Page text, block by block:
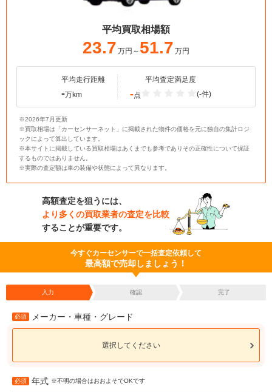
平均買取相場額
23.7 万円～ 51.7 万円
平均走行距離
-万km
平均査定満足度
-点 (-件)
※2026年7月更新
※買取相場は「カーセンサーネット」に掲載された物件の価格を元に独自の集計ロジ
ックによって算出しています。
※本サイトに掲載している買取相場はあくまでも参考でありその正確性について保証
するものではありません。
※実際の査定額は車の装備や状態によって異なります。
高額査定を狙うには、
より多くの買取業者の査定を比較
することが重要です。
今すぐカーセンサーで一括査定依頼して
最高額で売却しましょう！
入力 確認 完了
必須 メーカー・車種・グレード
選択してください
必須 年式 ※不明の場合はおおよそでOKです